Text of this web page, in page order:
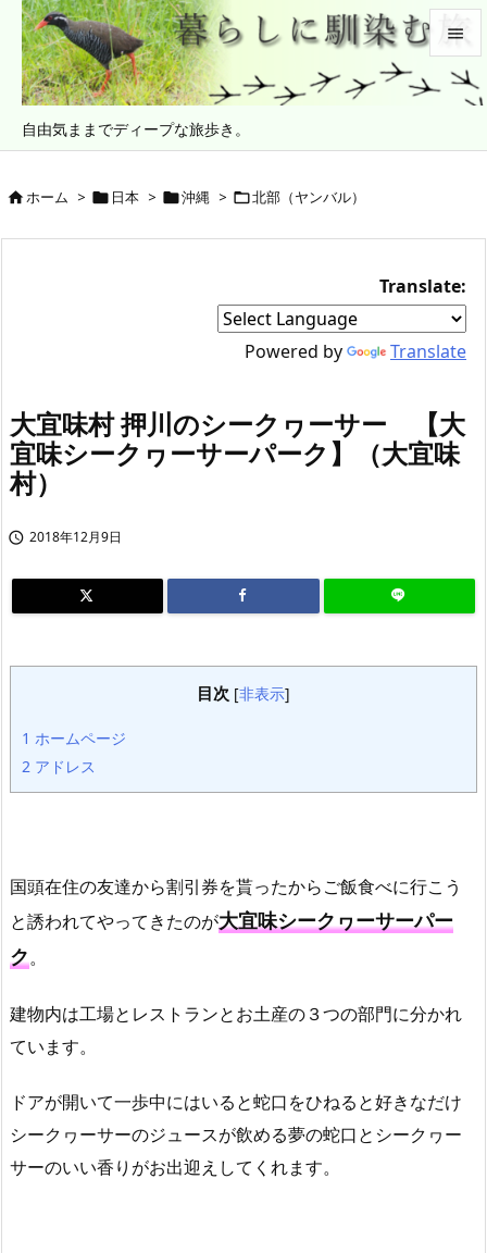
自由気ままでディープな旅歩き。


メニュ

検索
ホーム >  日本 > 沖縄 > 北部（ヤンバル）
Translate:
Powered by Translate
大宜味村 押川のシークヮーサー 【大
宜味シークヮーサーパーク】（大宜味
村）
 2018年12月9日
目次 [非表示]
1 ホームページ
2 アドレス
国頭在住の友達から割引券を貰ったからご飯食べに行こう
と誘われてやってきたのが大宜味シークヮーサーパー
ク。
建物内は工場とレストランとお土産の３つの部門に分かれ
ています。
ドアが開いて一歩中にはいると蛇口をひねると好きなだけ
シークヮーサーのジュースが飲める夢の蛇口とシークヮー
サーのいい香りがお出迎えしてくれます。